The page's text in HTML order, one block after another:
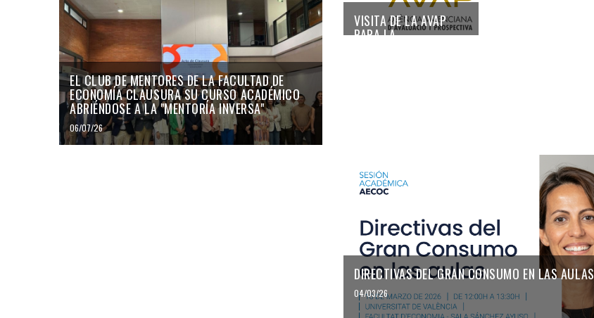
EL CLUB DE MENTORES DE LA FACULTAD DE
ECONOMÍA CLAUSURA SU CURSO ACADÉMICO
ABRIÉNDOSE A LA "MENTORÍA INVERSA"
06/07/26
VISITA DE LA AVAP
PARA LA
DIRECTIVAS DEL GRAN CONSUMO EN LAS AULAS
04/03/26